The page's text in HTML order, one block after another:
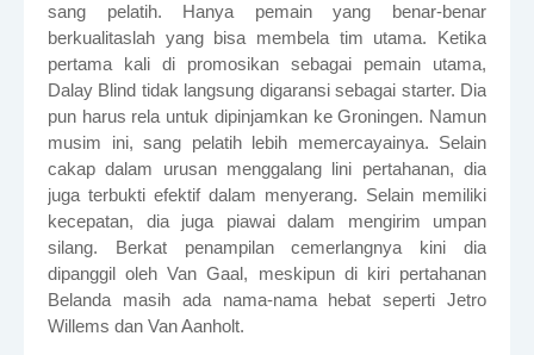
sang pelatih. Hanya pemain yang benar-benar
berkualitaslah yang bisa membela tim utama. Ketika
pertama kali di promosikan sebagai pemain utama,
Dalay Blind tidak langsung digaransi sebagai starter. Dia
pun harus rela untuk dipinjamkan ke Groningen. Namun
musim ini, sang pelatih lebih memercayainya. Selain
cakap dalam urusan menggalang lini pertahanan, dia
juga terbukti efektif dalam menyerang. Selain memiliki
kecepatan, dia juga piawai dalam mengirim umpan
silang. Berkat penampilan cemerlangnya kini dia
dipanggil oleh Van Gaal, meskipun di kiri pertahanan
Belanda masih ada nama-nama hebat seperti Jetro
Willems dan Van Aanholt.